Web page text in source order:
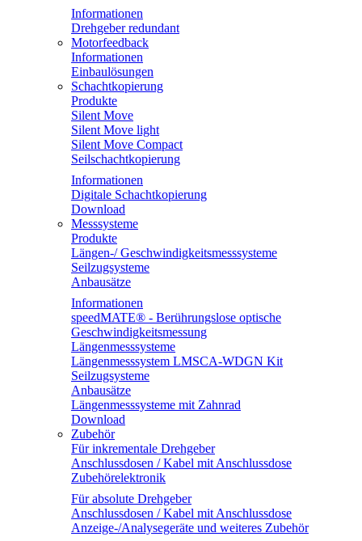
Informationen
Drehgeber redundant
Motorfeedback
Informationen
Einbaulösungen
Schachtkopierung
Produkte
Silent Move
Silent Move light
Silent Move Compact
Seilschachtkopierung
Informationen
Digitale Schachtkopierung
Download
Messsysteme
Produkte
Längen-/ Geschwindigkeitsmesssysteme
Seilzugsysteme
Anbausätze
Informationen
speedMATE® - Berührungslose optische
Geschwindigkeitsmessung
Längenmesssysteme
Längenmesssystem LMSCA-WDGN Kit
Seilzugsysteme
Anbausätze
Längenmesssysteme mit Zahnrad
Download
Zubehör
Für inkrementale Drehgeber
Anschlussdosen / Kabel mit Anschlussdose
Zubehörelektronik
Für absolute Drehgeber
Anschlussdosen / Kabel mit Anschlussdose
Anzeige-/Analysegeräte und weiteres Zubehör